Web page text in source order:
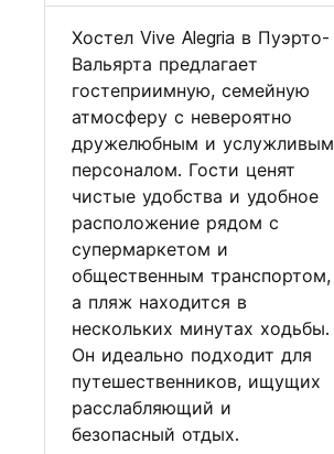
Хостел Vive Alegria в Пуэрто-
Вальярта предлагает
гостеприимную, семейную
атмосферу с невероятно
дружелюбным и услужливым
персоналом. Гости ценят
чистые удобства и удобное
расположение рядом с
супермаркетом и
общественным транспортом,
а пляж находится в
нескольких минутах ходьбы.
Он идеально подходит для
путешественников, ищущих
расслабляющий и
безопасный отдых.